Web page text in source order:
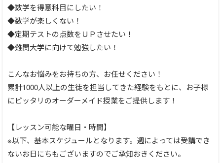
◆数学を得意科目にしたい！
◆数学が楽しくない！
◆定期テストの点数をＵＰさせたい！
◆難関大学に向けて勉強したい！
こんなお悩みをお持ちの方、お任せください！
累計1000人以上の生徒を担当してきた経験をもとに、お子様
にピッタリのオーダーメイド授業をご提供します！
【レッスン可能な曜日・時間】
※以下、基本スケジュールとなります。週によっては受講でき
ないお日にちもございますのでご承知おきください。